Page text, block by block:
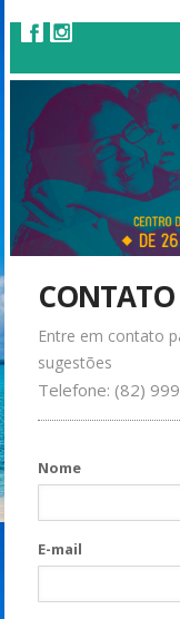
CONTATO
Entre em contato
sugestões
Nome
E-mail